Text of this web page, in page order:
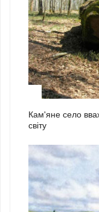
Кам'яне село
світу